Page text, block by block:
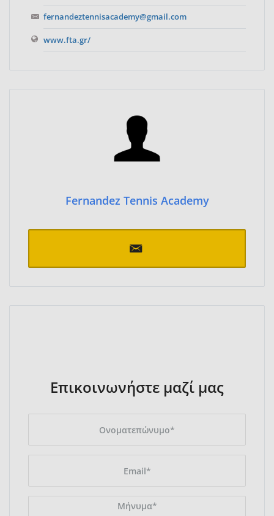
fernandeztennisacademy@gmail.com
www.fta.gr/
Fernandez Tennis Academy
Επικοινωνήστε μαζί μας